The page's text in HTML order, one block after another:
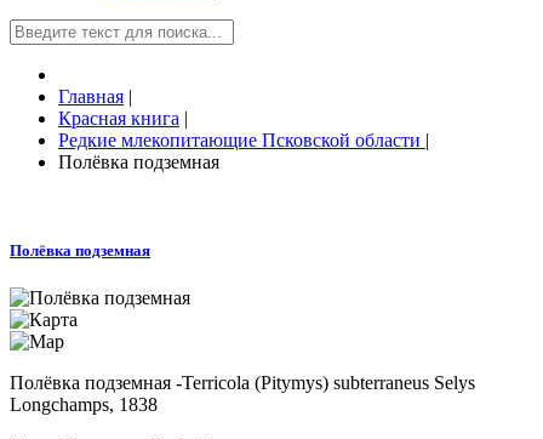
Главная |
Красная книга |
Редкие млекопитающие Псковской области |
Полёвка подземная
Полёвка подземная
Полёвка подземная -Terricola (Pitymys) subterraneus Selys
Longchamps, 1838